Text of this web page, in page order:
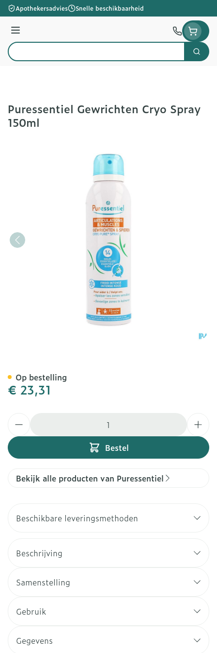
Ga naar de inhoud
Apothekersadvies Snelle beschikbaarheid
Menu
Product, merk, categorie...
Zoek
Puressentiel Gewrichten Cryo Spray
150ml
€ 23,31
Bestel
Op bestelling
Bekijk alle producten van Puressentiel
Beschikbare leveringsmethoden
Beschrijving
Samenstelling
Gebruik
Gegevens